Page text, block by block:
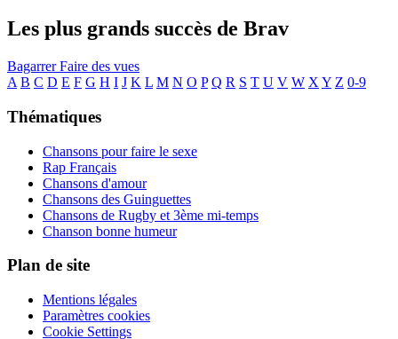
Les plus grands succès de Brav
BagarrerFaire des vues
A B C D E F G H I J K L M N O P Q R S T U V W X Y Z 0-9
Thématiques
Chansons pour faire le sexe
Rap Français
Chansons d'amour
Chansons des Guinguettes
Chansons de Rugby et 3ème mi-temps
Chanson bonne humeur
Plan de site
Mentions légales
Paramètres cookies
Cookie Settings